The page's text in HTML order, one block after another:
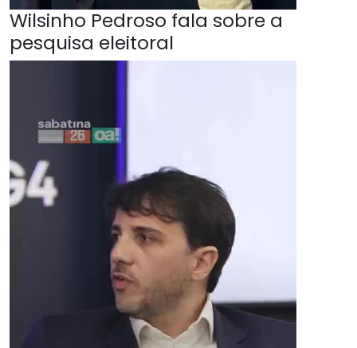
Wilsinho Pedroso fala sobre a
pesquisa eleitoral